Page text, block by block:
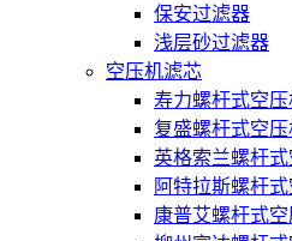
保安过滤器
浅层砂过滤器
空压机滤芯
寿力螺杆式空压
复盛螺杆式空
英格索兰螺杆
阿特拉斯螺杆
康普艾螺杆式